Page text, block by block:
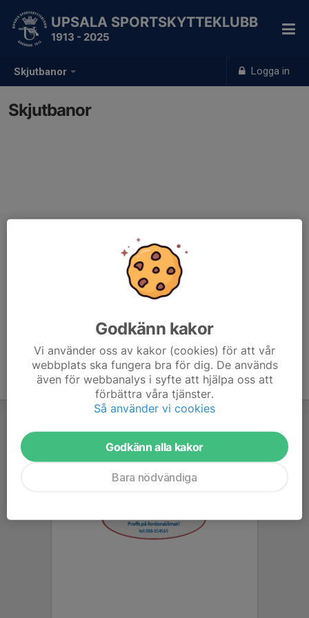
Skjutbanor Logga in
UPSALA SPORTSKYTTEKLUBB
1913 - 2025
Skjutbanor
Godkänn kakor
Vi använder oss av kakor (cookies) för att vår
webbplats ska fungera bra för dig. De används
även för webbanalys i syfte att hjälpa oss att
förbättra våra tjänster.
Så använder vi cookies
Godkänn alla kakor
Bara nödvändiga